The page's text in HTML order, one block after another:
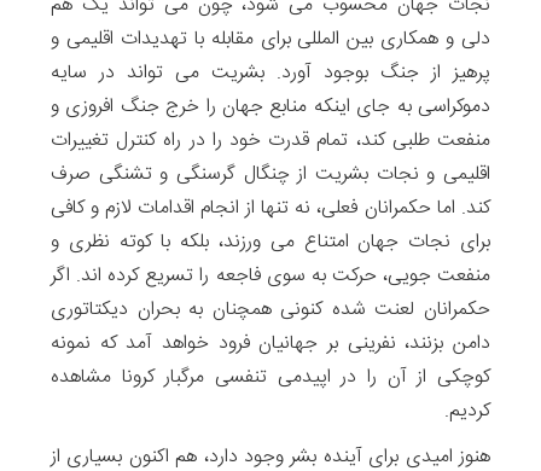
دلی و همکاری بین المللی برای مقابله با تهدیدات اقلیمی و
پرهیز از جنگ بوجود آورد. بشریت می تواند در سایه
دموکراسی به جای اینکه منابع جهان را خرج جنگ افروزی و
منفعت طلبی کند، تمام قدرت خود را در راه کنترل تغییرات
اقلیمی و نجات بشریت از چنگال گرسنگی و تشنگی صرف
کند. اما حکمرانان فعلی، نه تنها از انجام اقدامات لازم و کافی
برای نجات جهان امتناع می ورزند، بلکه با کوته نظری و
منفعت جویی، حرکت به سوی فاجعه را تسریع کرده اند. اگر
حکمرانان لعنت شده کنونی همچنان به بحران دیکتاتوری
دامن بزنند، نفرینی بر جهانیان فرود خواهد آمد که نمونه
کوچکی از آن را در اپیدمی تنفسی مرگبار کرونا مشاهده
کردیم.
هنوز امیدی برای آینده بشر وجود دارد، هم اکنون بسیاری از